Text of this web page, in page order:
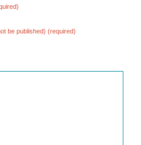
||
(Contributed by Nagarjuna)
be published) (required)